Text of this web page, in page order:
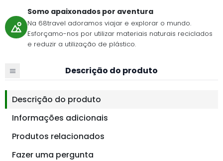
Somo apaixonados por aventura
Na 68travel adoramos viajar e explorar o mundo.
Esforçamo-nos por utilizar materiais naturais reciclados
e reduzir a utilização de plástico.
Descrição do produto
Descrição do produto
Informações adicionais
Produtos relacionados
Fazer uma pergunta